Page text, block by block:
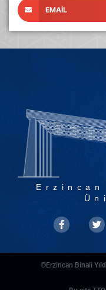
EMAIL
Erzincan
©Erzincan Binali